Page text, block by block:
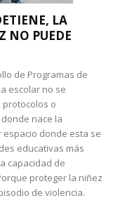
LA
NO PUEDE
de Programas de
escolar no se
o
nace la
espacio donde esta se
educativas más
capacidad de
proteger la niñez
de violencia.